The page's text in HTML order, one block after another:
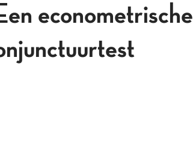
econometrische